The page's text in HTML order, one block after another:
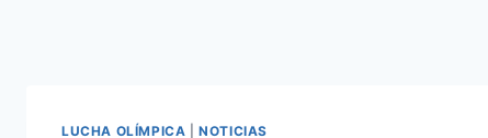
LUCHA OLÍMPICA |NOTICIAS